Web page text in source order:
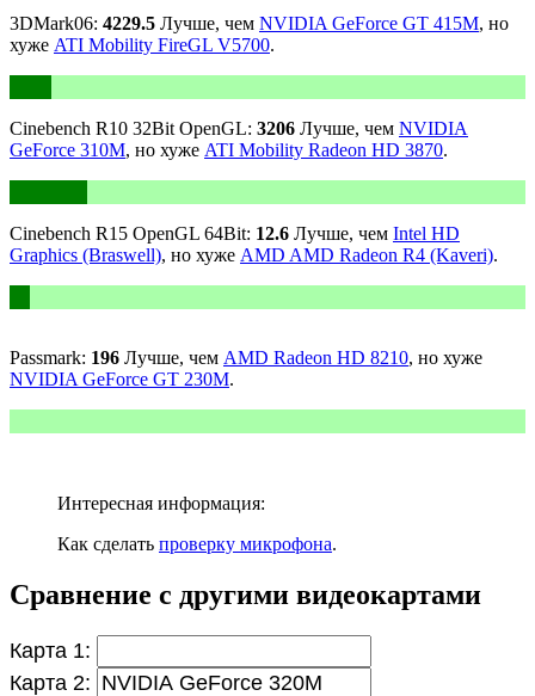
3DMark06: 4229.5 Лучше, чем NVIDIA GeForce GT 415M, но
хуже ATI Mobility FireGL V5700.
Cinebench R10 32Bit OpenGL: 3206 Лучше, чем NVIDIA
GeForce 310M, но хуже ATI Mobility Radeon HD 3870.
Cinebench R15 OpenGL 64Bit: 12.6 Лучше, чем Intel HD
Graphics (Braswell), но хуже AMD AMD Radeon R4 (Kaveri).
Passmark: 196 Лучше, чем AMD Radeon HD 8210, но хуже
NVIDIA GeForce GT 230M.
Интересная информация:
Как сделать проверку микрофона.
Сравнение с другими видеокартами
Карта 1:
Карта 2: